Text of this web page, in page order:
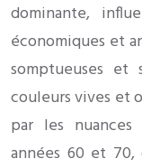
dominante,
économiques et
somptueuses et
couleurs vives et
par les
années 60 et